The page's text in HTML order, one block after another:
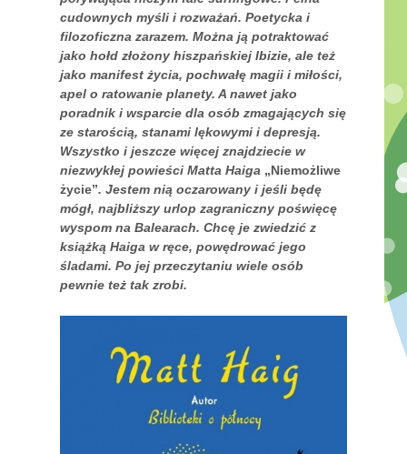
cudownych myśli i rozważań. Poetycka i
filozoficzna zarazem. Można ją potraktować
jako hołd złożony hiszpańskiej Ibizie, ale też
jako manifest życia, pochwałę magii i miłości,
apel o ratowanie planety. A nawet jako
poradnik i wsparcie dla osób zmagających się
ze starością, stanami lękowymi i depresją.
Wszystko i jeszcze więcej znajdziecie w
niezwykłej powieści Matta Haiga „Niemożliwe
życie”. Jestem nią oczarowany i jeśli będę
mógł, najbliższy urlop zagraniczny poświęcę
wyspom na Balearach. Chcę je zwiedzić z
książką Haiga w ręce, powędrować jego
śladami. Po jej przeczytaniu wiele osób
pewnie też tak zrobi.